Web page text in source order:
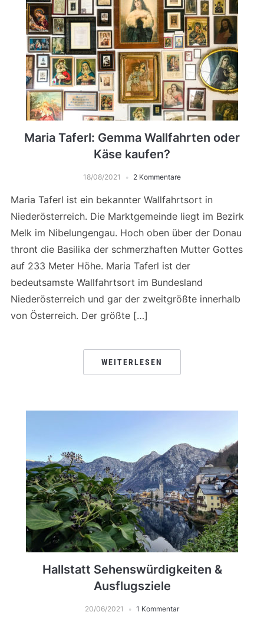
Maria Taferl: Gemma Wallfahrten oder
Käse kaufen?
18/08/2021 2 Kommentare
Maria Taferl ist ein bekannter Wallfahrtsort in
Niederösterreich. Die Marktgemeinde liegt im Bezirk
Melk im Nibelungengau. Hoch oben über der Donau
thront die Basilika der schmerzhaften Mutter Gottes
auf 233 Meter Höhe. Maria Taferl ist der
bedeutsamste Wallfahrtsort im Bundesland
Niederösterreich und gar der zweitgrößte innerhalb
von Österreich. Der größte […]
WEITERLESEN
Hallstatt Sehenswürdigkeiten &
Ausflugsziele
20/06/2021 1 Kommentar